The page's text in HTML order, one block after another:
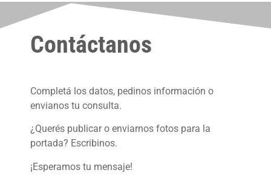
Contáctanos
Completá los datos, pedinos información o
envianos tu consulta.
¿Querés publicar o enviarnos fotos para la
portada? Escribinos.
¡Esperamos tu mensaje!